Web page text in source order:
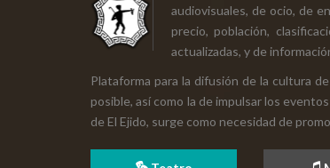
audiovisuales, de ocio, de
precio, población,
actualizadas, y de
Plataforma para la difusión de la cultura
posible, así como la de impulsar los
de El Ejido, surge como necesidad de